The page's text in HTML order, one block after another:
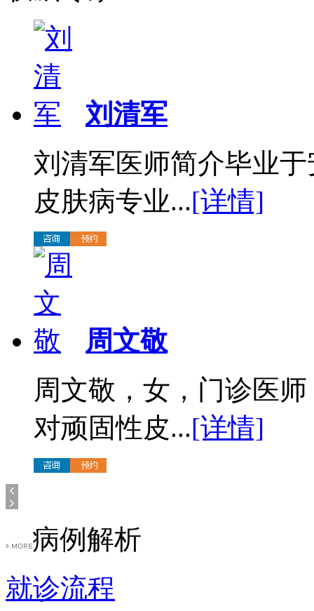
刘清军
刘清军医师简介毕业
皮肤病专业...[详情]
周文敬
周文敬，女，门诊医
对顽固性皮...[详情]
病例解析
就诊流程